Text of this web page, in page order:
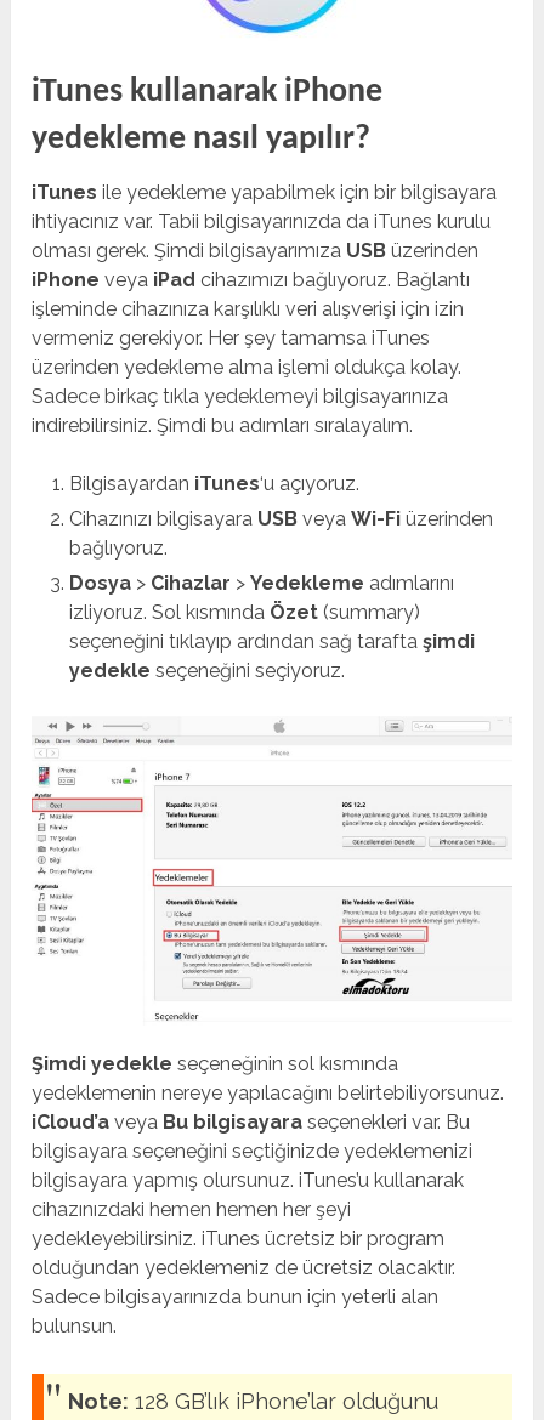
iTunes kullanarak iPhone
yedekleme nasıl yapılır?
iTunes ile yedekleme yapabilmek için bir bilgisayara
ihtiyacınız var. Tabii bilgisayarınızda da iTunes kurulu
olması gerek. Şimdi bilgisayarımıza USB üzerinden
iPhone veya iPad cihazımızı bağlıyoruz. Bağlantı
işleminde cihazınıza karşılıklı veri alışverişi için izin
vermeniz gerekiyor. Her şey tamamsa iTunes
üzerinden yedekleme alma işlemi oldukça kolay.
Sadece birkaç tıkla yedeklemeyi bilgisayarınıza
indirebilirsiniz. Şimdi bu adımları sıralayalım.
Bilgisayardan iTunes‘u açıyoruz.
Cihazınızı bilgisayara USBveya Wi-Fiüzerinden
bağlıyoruz.
Dosya> Cihazlar > Yedekleme adımlarını
izliyoruz. Sol kısmında Özet(summary)
seçeneğini tıklayıp ardından sağ tarafta şimdi
yedekle seçeneğini seçiyoruz.
Şimdi yedekle seçeneğinin sol kısmında
yedeklemenin nereye yapılacağını belirtebiliyorsunuz.
iCloud’a veya Bu bilgisayara seçenekleri var. Bu
bilgisayara seçeneğini seçtiğinizde yedeklemenizi
bilgisayara yapmış olursunuz. iTunes’u kullanarak
cihazınızdaki hemen hemen her şeyi
yedekleyebilirsiniz. iTunes ücretsiz bir program
olduğundan yedeklemeniz de ücretsiz olacaktır.
Sadece bilgisayarınızda bunun için yeterli alan
bulunsun.
Note: 128 GB’lık iPhone’lar olduğunu